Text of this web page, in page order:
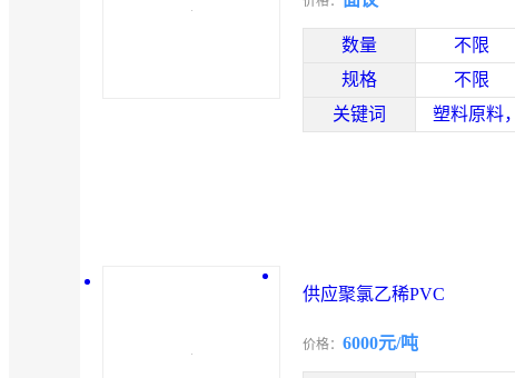
数量 不限
规格
不限
关键词
塑料原料
供应聚氯乙稀PVC
价格： 6000元/吨